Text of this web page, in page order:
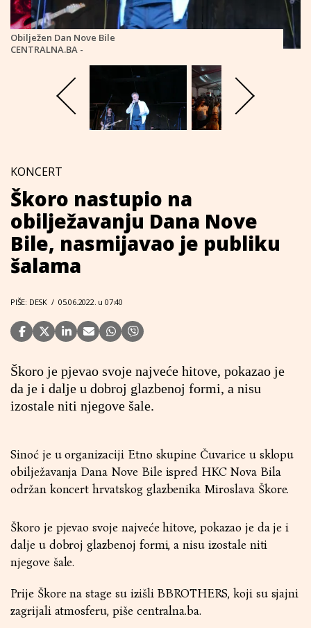
Obilježen Dan Nove Bile
CENTRALNA.BA -
KONCERT
Škoro nastupio na
obilježavanju Dana Nove
Bile, nasmijavao je publiku
šalama
PIŠE: DESK / 05.06.2022. u 07:40
Škoro je pjevao svoje najveće hitove, pokazao je
da je i dalje u dobroj glazbenoj formi, a nisu
izostale niti njegove šale.
Sinoć je u organizaciji Etno skupine Čuvarice u sklopu
obilježavanja Dana Nove Bile ispred HKC Nova Bila
održan koncert hrvatskog glazbenika Miroslava Škore.
Škoro je pjevao svoje najveće hitove, pokazao je da je i
dalje u dobroj glazbenoj formi, a nisu izostale niti
njegove šale.
Prije Škore na stage su izišli BBROTHERS, koji su sjajni
zagrijali atmosferu, piše centralna.ba.